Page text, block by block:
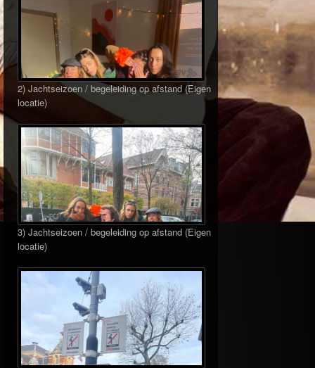
2) Jachtseizoen / begeleiding op afstand (Eigen
locatie)
3) Jachtseizoen / begeleiding op afstand (Eigen
locatie)